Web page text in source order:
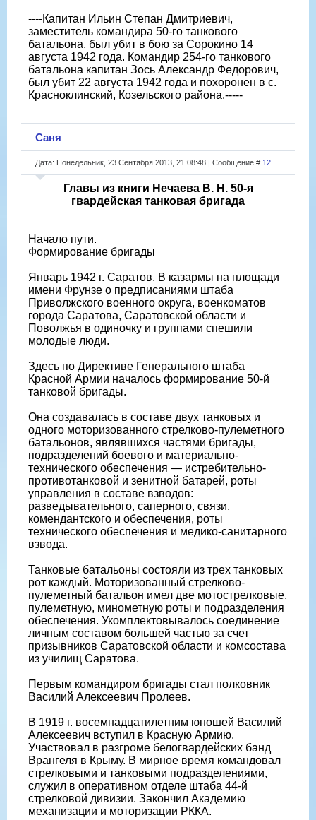
----Капитан Ильин Степан Дмитриевич,
заместитель командира 50-го танкового
батальона, был убит в бою за Сорокино 14
августа 1942 года. Командир 254-го танкового
батальона капитан Зось Александр Федорович,
был убит 22 августа 1942 года и похоронен в с.
Красноклинский, Козельского района.-----
Саня
Дата: Понедельник, 23 Сентября 2013, 21:08:48 | Сообщение # 12
Главы из книги Нечаева В. Н. 50-я
гвардейская танковая бригада
Начало пути.
Формирование бригады
Январь 1942 г. Саратов. В казармы на площади
имени Фрунзе о предписаниями штаба
Приволжского военного округа, военкоматов
города Саратова, Саратовской области и
Поволжья в одиночку и группами спешили
молодые люди.
Здесь по Директиве Генерального штаба
Красной Армии началось формирование 50-й
танковой бригады.
Она создавалась в составе двух танковых и
одного моторизованного стрелково-пулеметного
батальонов, являвшихся частями бригады,
подразделений боевого и материально-
технического обеспечения — истребительно-
противотанковой и зенитной батарей, роты
управления в составе взводов:
разведывательного, саперного, связи,
комендантского и обеспечения, роты
технического обеспечения и медико-санитарного
взвода.
Танковые батальоны состояли из трех танковых
рот каждый. Моторизованный стрелково-
пулеметный батальон имел две мотострелковые,
пулеметную, минометную роты и подразделения
обеспечения. Укомплектовывалось соединение
личным составом большей частью за счет
призывников Саратовской области и комсостава
из училищ Саратова.
Первым командиром бригады стал полковник
Василий Алексеевич Пролеев.
В 1919 г. восемнадцатилетним юношей Василий
Алексеевич вступил в Красную Армию.
Участвовал в разгроме белогвардейских банд
Врангеля в Крыму. В мирное время командовал
стрелковыми и танковыми подразделениями,
служил в оперативном отделе штаба 44-й
стрелковой дивизии. Закончил Академию
механизации и моторизации РККА.